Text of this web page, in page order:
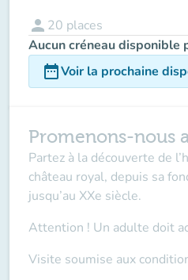
person 20 places
Aucun créneau disponible
date_rangeVoir la prochaine
Promenons-nous
Partez à la découverte de
château royal, depuis sa
jusqu’au XXe siècle.
Attention ! Un adulte doit
Visite soumise aux